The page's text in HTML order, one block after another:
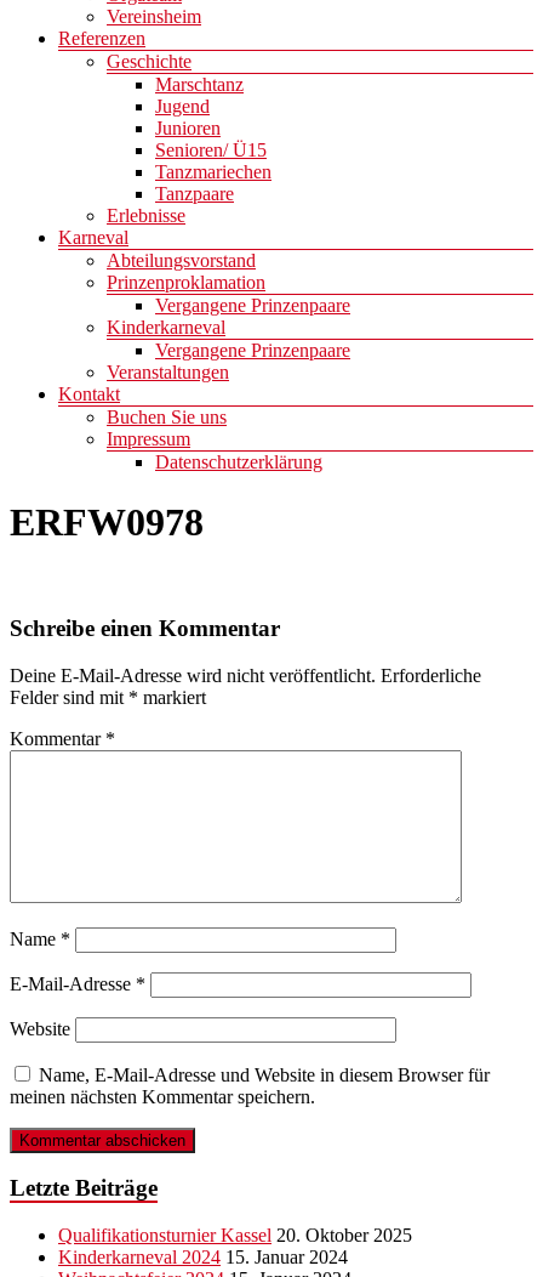
Vereinsheim
Referenzen
Geschichte
Marschtanz
Jugend
Junioren
Senioren/ Ü15
Tanzmariechen
Tanzpaare
Erlebnisse
Karneval
Abteilungsvorstand
Prinzenproklamation
Vergangene Prinzenpaare
Kinderkarneval
Vergangene Prinzenpaare
Veranstaltungen
Kontakt
Buchen Sie uns
Impressum
Datenschutzerklärung
ERFW0978
Schreibe einen Kommentar
Deine E-Mail-Adresse wird nicht veröffentlicht. Erforderliche
Felder sind mit * markiert
Kommentar *
Name *
E-Mail-Adresse *
Website
Name, E-Mail-Adresse und Website in diesem Browser für
meinen nächsten Kommentar speichern.
Letzte Beiträge
Qualifikationsturnier Kassel 20. Oktober 2025
Kinderkarneval 2024 15. Januar 2024